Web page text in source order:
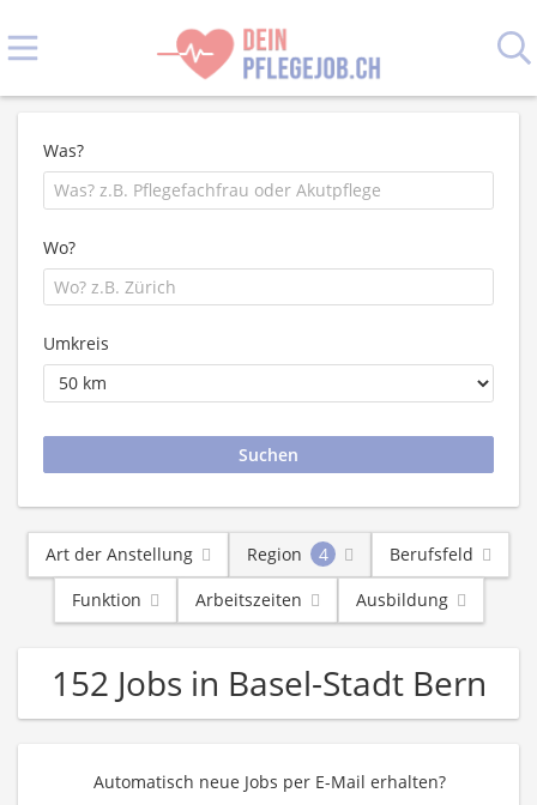
Was?
Wo?
Umkreis
Art der Anstellung Region 4
Berufsfeld
Funktion
Arbeitszeiten Ausbildung
152 Jobs in Basel-Stadt Bern
Automatisch neue Jobs per E-Mail erhalten?